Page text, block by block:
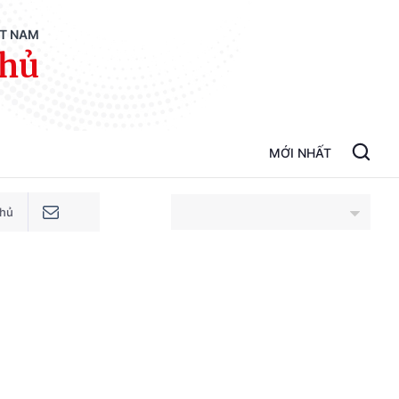
NAM
MỚI NHẤT